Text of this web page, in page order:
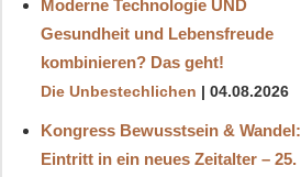
Moderne Technologie UND
Gesundheit und Lebensfreude
kombinieren? Das geht!
Die Unbestechlichen 04.08.2026
Kongress Bewusstsein & Wandel:
Eintritt in ein neues Zeitalter – 25.